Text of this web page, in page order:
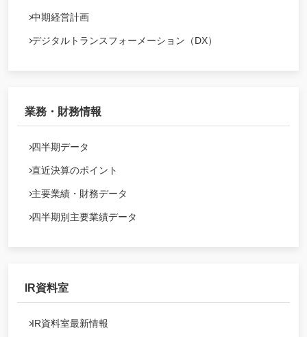
中期経営計画
デジタルトランスフォーメーション（DX）
業務・財務情報
四半期データ
直近決算のポイント
主要業績・財務データ
四半期別主要業績データ
IR資料室
IR資料室最新情報